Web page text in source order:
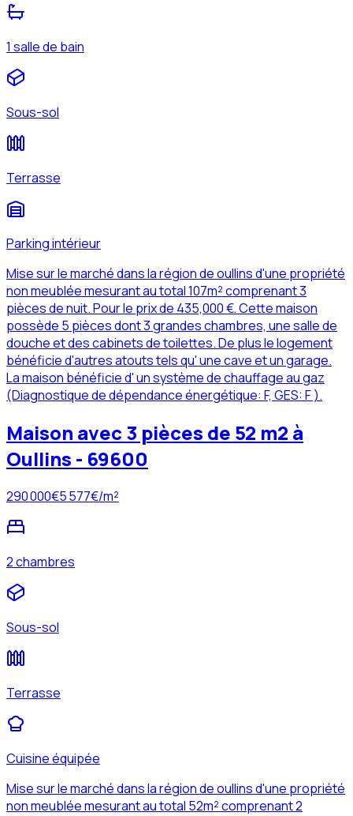
1 salle de bain
Sous-sol
Terrasse
Parking intérieur
Mise sur le marché dans la région de oullins d'une propriété
non meublée mesurant au total 107m² comprenant 3
pièces de nuit. Pour le prix de 435,000 €. Cette maison
possède 5 pièces dont 3 grandes chambres, une salle de
douche et des cabinets de toilettes. De plus le logement
bénéficie d'autres atouts tels qu' une cave et un garage.
La maison bénéficie d' un système de chauffage au gaz
(Diagnostique de dépendance énergétique: F, GES: F ).
Maison avec 3 pièces de 52 m2 à
Oullins - 69600
290 000€5 577€/m²
2 chambres
Sous-sol
Terrasse
Cuisine équipée
Mise sur le marché dans la région de oullins d'une propriété
non meublée mesurant au total 52m² comprenant 2